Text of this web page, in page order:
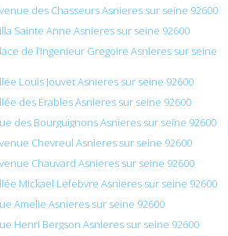
des Chasseurs Asnieres sur seine 92600
Sainte Anne Asnieres sur seine 92600
de l’Ingenieur Gregoire Asnieres sur seine
Louis Jouvet Asnieres sur seine 92600
des Érables Asnieres sur seine 92600
des Bourguignons Asnieres sur seine 92600
Chevreul Asnieres sur seine 92600
Chauvard Asnieres sur seine 92600
Mickael Lefebvre Asnieres sur seine 92600
Amelie Asnieres sur seine 92600
Henri Bergson Asnieres sur seine 92600